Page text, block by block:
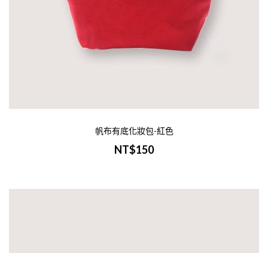
帆布有底化妝包-紅色
NT$150